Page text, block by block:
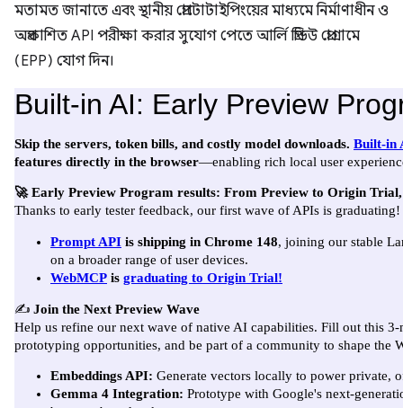
মতামত জানাতে এবং স্থানীয় প্রোটোটাইপিংয়ের মাধ্যমে নির্মাণাধীন ও
অপ্রকাশিত API পরীক্ষা করার সুযোগ পেতে আর্লি প্রিভিউ প্রোগ্রামে
(EPP) যোগ দিন।